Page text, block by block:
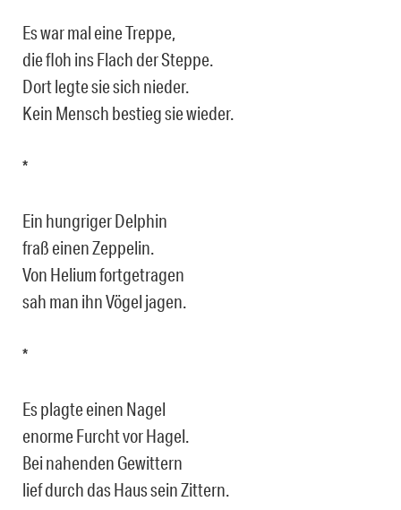
Es war mal eine Treppe,
die floh ins Flach der Steppe.
Dort legte sie sich nieder.
Kein Mensch bestieg sie wieder.
*
Ein hungriger Delphin
fraß einen Zeppelin.
Von Helium fortgetragen
sah man ihn Vögel jagen.
*
Es plagte einen Nagel
enorme Furcht vor Hagel.
Bei nahenden Gewittern
lief durch das Haus sein Zittern.